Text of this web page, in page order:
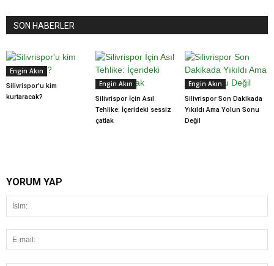
SON HABERLER
Engin Akın
Silivrispor'u kim
kurtaracak?
Engin Akın
Silivrispor İçin Asıl
Tehlike: İçerideki sessiz
çatlak
Engin Akın
Silivrispor Son Dakikada
Yıkıldı Ama Yolun Sonu
Değil
YORUM YAP